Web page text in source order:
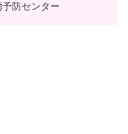
防センター